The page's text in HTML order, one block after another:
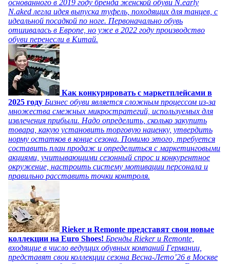
основанного в 2019 году бренда женской обуви N.early
N.aked легла идея выпуска туфель, походящих для танцев, с
идеальной посадкой по ноге. Первоначально обувь
отшивалась в Европе, но уже в 2022 году производство
обуви перенесли в Китай.
Как конкурировать с маркетплейсами в
2025 году Бизнес обуви является сложным процессом из-за
множества смежных микростратегий, используемых для
извлечения прибыли. Надо определить, сколько закупить
товара, какую установить торговую наценку, утвердить
норму остатков в конце сезона. Помимо этого, требуется
составить план продаж и определиться с маркетинговыми
акциями, учитывающими сезонный спрос и конкурентное
окружение, настроить систему мотивации персонала и
правильно расставить точки контроля.
Rieker и Remonte представят свои новые
коллекции на Euro Shoes! Бренды Rieker и Remonte,
входящие в число ведущих обувных компаний Германии,
представят свои коллекции сезона Весна-Лето’26 в Москве